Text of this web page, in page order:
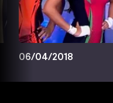
06/04/2018